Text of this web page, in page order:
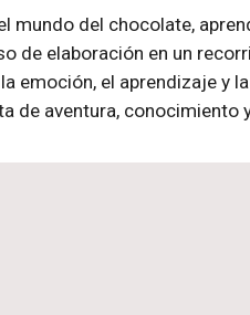
mundo del chocolate,
de elaboración en un
emoción, el aprendizaje y
de aventura, conocimiento